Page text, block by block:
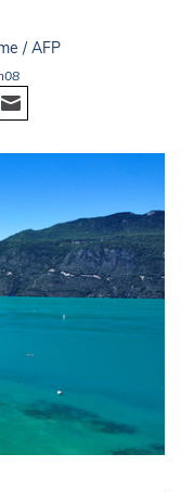
/ AFP